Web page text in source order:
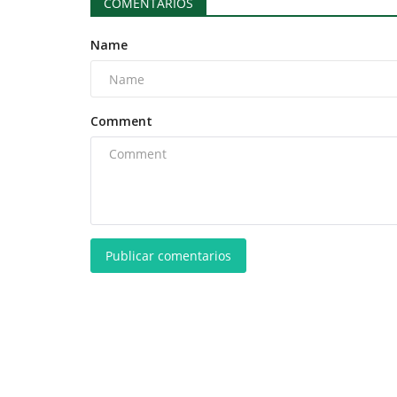
COMENTARIOS
Name
Comment
Publicar comentarios